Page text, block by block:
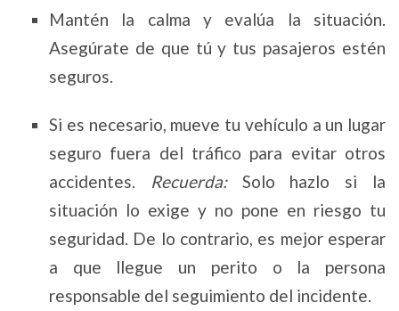
Mantén la calma y evalúa la situación.
Asegúrate de que tú y tus pasajeros estén
seguros.
Si es necesario, mueve tu vehículo a un lugar
seguro fuera del tráfico para evitar otros
accidentes. Recuerda:Solo hazlo si la
situación lo exige y no pone en riesgo tu
seguridad. De lo contrario, es mejor esperar
a que llegue un perito o la persona
responsable del seguimiento del incidente.